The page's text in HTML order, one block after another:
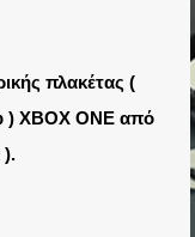
πλακέτας (
) XBOX ONE από
).